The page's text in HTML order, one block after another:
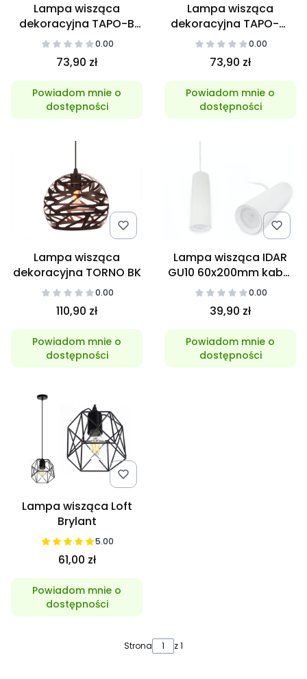
Lampa wisząca
dekoracyjna TAPO-B
E27
0.00
73,90 zł
Powiadom mnie o
dostępności
Lampa wisząca
dekoracyjna TAPO-W
E27
0.00
73,90 zł
Powiadom mnie o
dostępności
Lampa wisząca
dekoracyjna TORNO BK
0.00
110,90 zł
Powiadom mnie o
dostępności
Lampa wisząca IDAR
GU10 60x200mm kabel
1m Biała0.00
39,90 zł
Powiadom mnie o
dostępności
Lampa wisząca Loft
Brylant
5.00
61,00 zł
Powiadom mnie o
dostępności
Strona z 1